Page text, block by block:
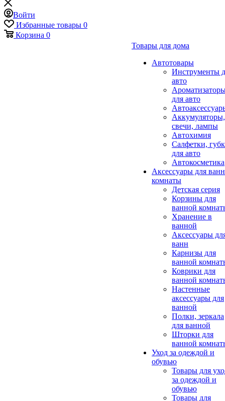
Войти
Избранные товары 0
Корзина 0
Товары для дома
Автотовары
Инструменты
авто
для авто
Аккумуляторы,
свечи, лампы
Автохимия
Салфетки,
для авто
Автокосметика
Аксессуары для
комнаты
Детская серия
Корзины для
ванной
Хранение в
ванной
Аксессуары
ванн
Карнизы для
ванной
Коврики для
ванной
Настенные
аксессуары для
ванной
Полки, зеркала
для ванной
Шторки для
ванной
Уход за одеждой и
обувью
Товары для
за одеждой и
обувью
Товары для